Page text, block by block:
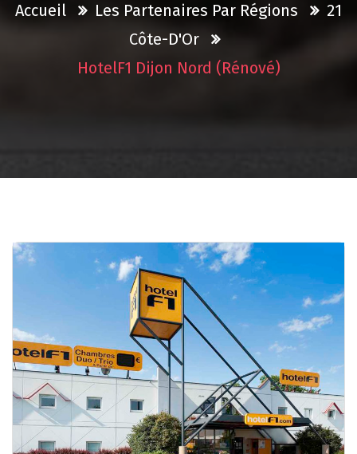
Accueil Les Partenaires Par Régions
21
Côte-D'Or
HotelF1 Dijon Nord (rénové)